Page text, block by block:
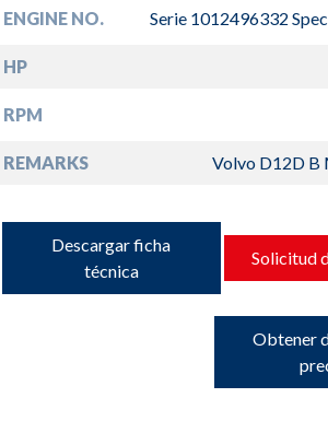
ENGINE NO. Serie 1012496332
HP
RPM
REMARKS Volvo D12D B
Descargar ficha
técnica
Solicitud
Obtener